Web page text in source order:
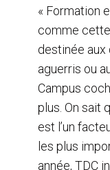
« Formation
comme
destinée aux
aguerris ou
Campus
plus. On sait
est l’un
les plus
année, TDC